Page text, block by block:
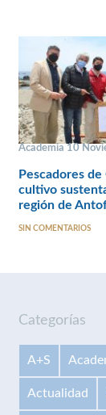
Academia 10
Pescadores
cultivo
región de
SIN COMENTARIOS
Categorías
A+S
Actualidad